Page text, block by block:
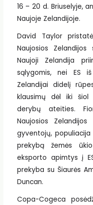
16 – 20 d. Briuselyje,
Naujoje Zelandijoje.
David Taylor
Naujosios
Naujoji Zelandija
sąlygomis, nei ES iš
Zelandijai didelį
klausimų dėl iki šiol
derybų ateities.
Naujosios
gyventojų,
prekybą žemės
eksporto apimtys į
prekyba su Šiaurės
Duncan.
Copa-Cogeca